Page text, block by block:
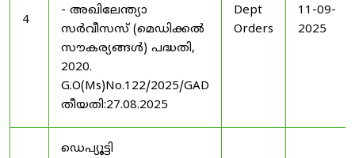
4
- അഖിലേന്ത്യാ
സർവീസസ് (മെഡിക്കൽ
സൗകര്യങ്ങൾ) പദ്ധതി,
2020.
G.O(Ms)No.122/2025/GAD
തീയതി:27.08.2025
Dept
Orders
11-09-
2025
ഡെപ്യൂട്ടി